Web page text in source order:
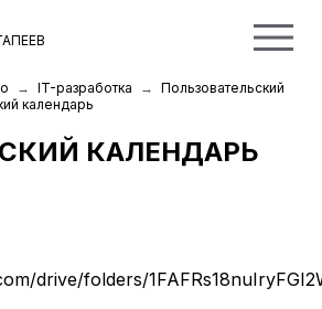
IT-разработка
Пользовательский
календарь
КАЛЕНДАРЬ
drive/folders/